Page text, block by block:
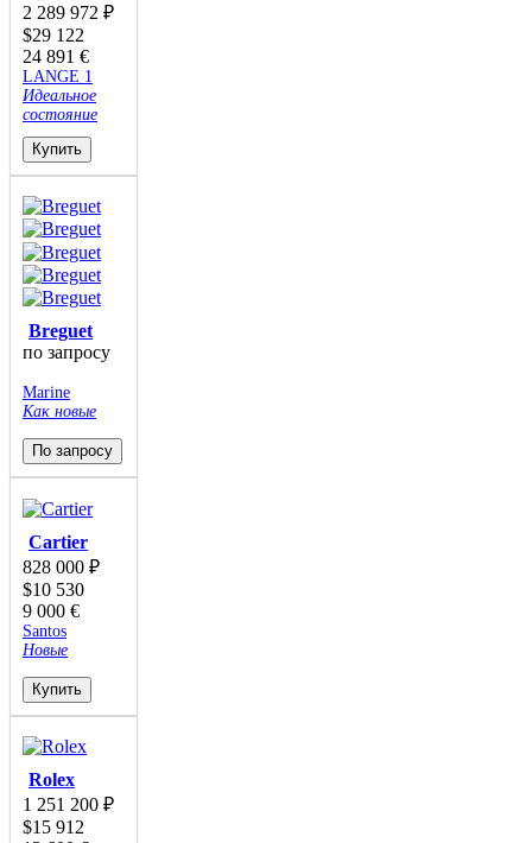
2 289 972 ₽
$29 122
24 891 €
LANGE 1
Идеальное
состояние
Купить
Breguet
по запросу
Marine
Как новые
По запросу
Cartier
828 000 ₽
$10 530
9 000 €
Santos
Новые
Купить
Rolex
1 251 200 ₽
$15 912